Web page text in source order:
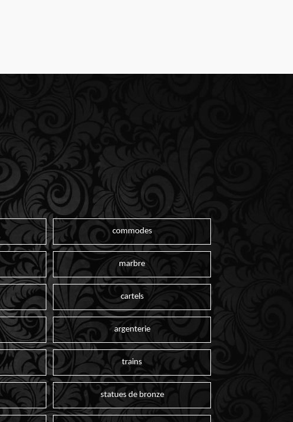
commodes
marbre
cartels
argenterie
trains
statues de bronze